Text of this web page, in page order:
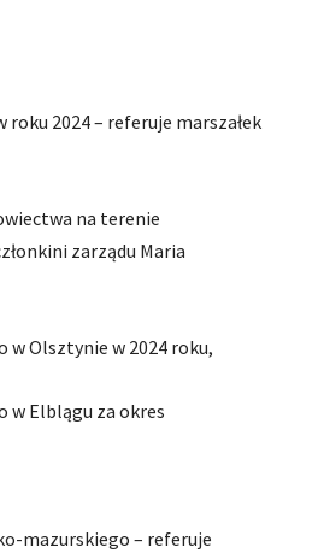
2024 – referuje marszałek
na terenie
zarządu Maria
w Olsztynie w 2024 roku,
w Elblągu za okres
mazurskiego – referuje